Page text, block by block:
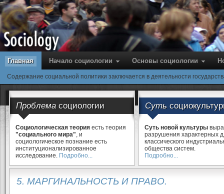
Главная Начало социологии Основы cоциологии
Содержание социальной политики заключается в деятельности
Проблема социологии
Социологическая теория есть теория
"социального мира", и
социологическое познание есть
институционализированное
исследование. Подробно...
Суть
Суть новой культуры
разрушения характерных
классического
общества систем.
Подробно...
5. МАРГИНАЛЬНОСТЬ И ПРАВО.